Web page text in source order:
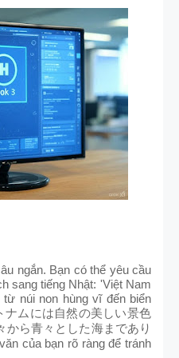
ngắn. Bạn có thể yêu cầu
sang tiếng Nhật: 'Việt Nam
núi non hùng vĩ đến biển
ナムには自然の美しい景色
から青々とした海まであり
của bạn rõ ràng để tránh